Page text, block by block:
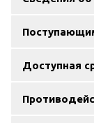
Доступная